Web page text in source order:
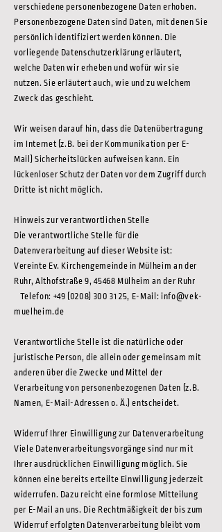
verschiedene personenbezogene Daten erhoben.
Personenbezogene Daten sind Daten, mit denen Sie
persönlich identifiziert werden können. Die
vorliegende Datenschutzerklärung erläutert,
welche Daten wir erheben und wofür wir sie
nutzen. Sie erläutert auch, wie und zu welchem
Zweck das geschieht.
Wir weisen darauf hin, dass die Datenübertragung
im Internet (z.B. bei der Kommunikation per E-
Mail) Sicherheitslücken aufweisen kann. Ein
lückenloser Schutz der Daten vor dem Zugriff durch
Dritte ist nicht möglich.
Hinweis zur verantwortlichen Stelle
Die verantwortliche Stelle für die
Datenverarbeitung auf dieser Website ist:
Vereinte Ev. Kirchengemeinde in Mülheim an der
Ruhr, Althofstraße 9, 45468 Mülheim an der Ruhr
Telefon: +49 (0208) 300 31 25, E-Mail: info@vek-
muelheim.de
Verantwortliche Stelle ist die natürliche oder
juristische Person, die allein oder gemeinsam mit
anderen über die Zwecke und Mittel der
Verarbeitung von personenbezogenen Daten (z.B.
Namen, E-Mail-Adressen o. Ä.) entscheidet.
Widerruf Ihrer Einwilligung zur Datenverarbeitung
Viele Datenverarbeitungsvorgänge sind nur mit
Ihrer ausdrücklichen Einwilligung möglich. Sie
können eine bereits erteilte Einwilligung jederzeit
widerrufen. Dazu reicht eine formlose Mitteilung
per E-Mail an uns. Die Rechtmäßigkeit der bis zum
Widerruf erfolgten Datenverarbeitung bleibt vom